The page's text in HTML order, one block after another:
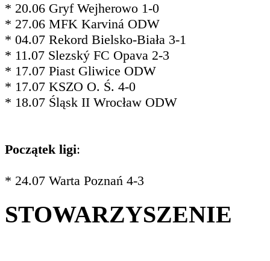
* 20.06 Gryf Wejherowo 1-0
* 27.06 MFK Karviná ODW
* 04.07 Rekord Bielsko-Biała 3-1
* 11.07 Slezský FC Opava 2-3
* 17.07 Piast Gliwice ODW
* 17.07 KSZO O. Ś. 4-0
* 18.07 Śląsk II Wrocław ODW
Początek ligi:
* 24.07 Warta Poznań 4-3
STOWARZYSZENIE